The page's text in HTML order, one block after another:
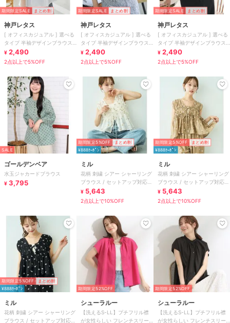
期間限定SALE まとめ割
神戸レタス
[ オフィスカジュアル ] 選べる
タイプ 半袖デザインブラウス
[C6759]
¥ 2,490
2点以上で5%OFF
期間限定SALE まとめ割
神戸レタス
[ オフィスカジュアル ] 選べる
タイプ 半袖デザインブラウス
[C6759]
¥ 2,490
2点以上で5%OFF
期間限定SALE まとめ割
神戸レタス
[ オフィスカジュアル ] 選べる
タイプ 半袖デザインブラウス
[C6759]
¥ 2,490
2点以上で5%OFF
SALE
ゴールデンベア
水玉ジャカードブラウス
¥ 3,795
期間限定5%OFF
まとめ割
¥888ｸｰﾎﾟﾝ
ミル
花柄 刺繍 シアー シャーリング
ブラウス / セットアップ対応
【mil/ミル】
¥ 5,643
2点以上で10%OFF
期間限定5%OFF
まとめ割
¥888ｸｰﾎﾟﾝ
ミル
花柄 刺繍 シアー シャーリング
ブラウス / セットアップ対応
【mil/ミル】
¥ 5,643
2点以上で10%OFF
期間限定5%OFF
まとめ割
¥888ｸｰﾎﾟﾝ
ミル
花柄 刺繍 シアー シャーリング
ブラウス / セットアップ対応
期間限定52%OFF
シューラルー
【洗えるS-LL】プチフリル襟
が女性らしい フレンチスリー
期間限定52%OFF
シューラルー
【洗えるS-LL】プチフリル襟
が女性らしい フレンチスリー